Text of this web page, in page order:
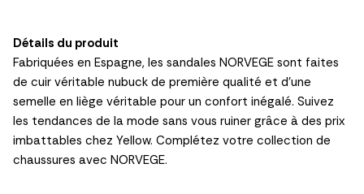
Détails du produit
Fabriquées en Espagne, les sandales NORVEGE sont faites
de cuir véritable nubuck de première qualité et d'une
semelle en liège véritable pour un confort inégalé. Suivez
les tendances de la mode sans vous ruiner grâce à des prix
imbattables chez Yellow. Complétez votre collection de
chaussures avec NORVEGE.